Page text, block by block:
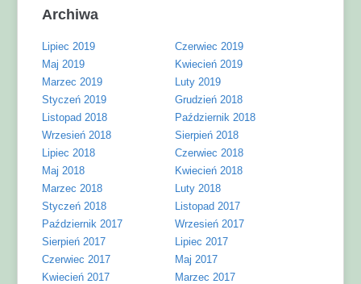
Archiwa
Lipiec 2019
Czerwiec 2019
Maj 2019
Kwiecień 2019
Marzec 2019
Luty 2019
Styczeń 2019
Grudzień 2018
Listopad 2018
Październik 2018
Wrzesień 2018
Sierpień 2018
Lipiec 2018
Czerwiec 2018
Maj 2018
Kwiecień 2018
Marzec 2018
Luty 2018
Styczeń 2018
Listopad 2017
Październik 2017
Wrzesień 2017
Sierpień 2017
Lipiec 2017
Czerwiec 2017
Maj 2017
Kwiecień 2017
Marzec 2017